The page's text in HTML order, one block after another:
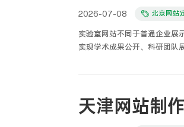
2026-07-08 北京网站
实验室网站不同于普通企业展
实现学术成果公开、科研团队
设备预约功能简陋、数据公示
弱化商业营销属性、强化学术
档、合规安全的精细化垂直建